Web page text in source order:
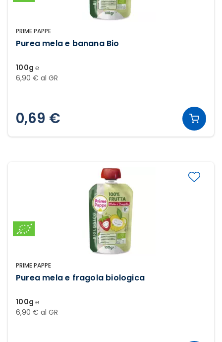
PRIME PAPPE
Purea mela e banana Bio
100g ℮
6,90 € al GR
0,69 €
PRIME PAPPE
Purea mela e fragola biologica
100g ℮
6,90 € al GR